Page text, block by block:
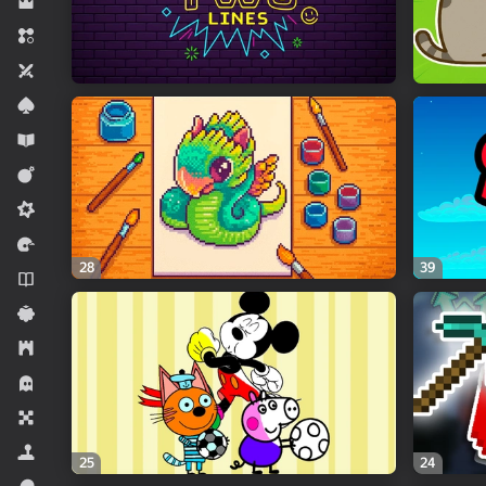
Երեք միանման
Երկուսի համար
Խաղաթղթային
Կրթական
Մարտական
Միջին դժվարություն
Մրցավազք
Նովելներ
Ռազմավարություն
Սարսափներ
Սիմուլյատորներ
28 39
25 24